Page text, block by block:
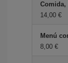
Comida,
14,00 €
Menú
8,00 €